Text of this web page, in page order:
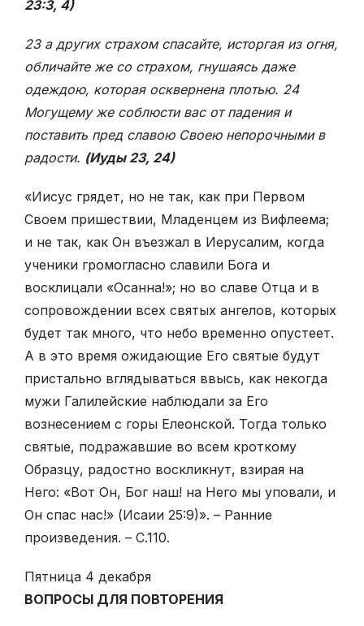
23:3, 4)
23 а других страхом спасайте, исторгая из огня,
обличайте же со страхом, гнушаясь даже
одеждою, которая осквернена плотью. 24
Могущему же соблюсти вас от падения и
поставить пред славою Своею непорочными в
радости. (Иуды 23, 24)
«Иисус грядет, но не так, как при Первом
Своем пришествии, Младенцем из Вифлеема;
и не так, как Он въезжал в Иерусалим, когда
ученики громогласно славили Бога и
восклицали «Осанна!»; но во славе Отца и в
сопровождении всех святых ангелов, которых
будет так много, что небо временно опустеет.
А в это время ожидающие Его святые будут
пристально вглядываться ввысь, как некогда
мужи Галилейские наблюдали за Его
вознесением с горы Елеонской. Тогда только
святые, подражавшие во всем кроткому
Образцу, радостно воскликнут, взирая на
Него: «Вот Он, Бог наш! на Него мы уповали, и
Он спас нас!» (Исаии 25:9)». – Ранние
произведения. – С.110.
Пятница 4 декабря
ВОПРОСЫ ДЛЯ ПОВТОРЕНИЯ